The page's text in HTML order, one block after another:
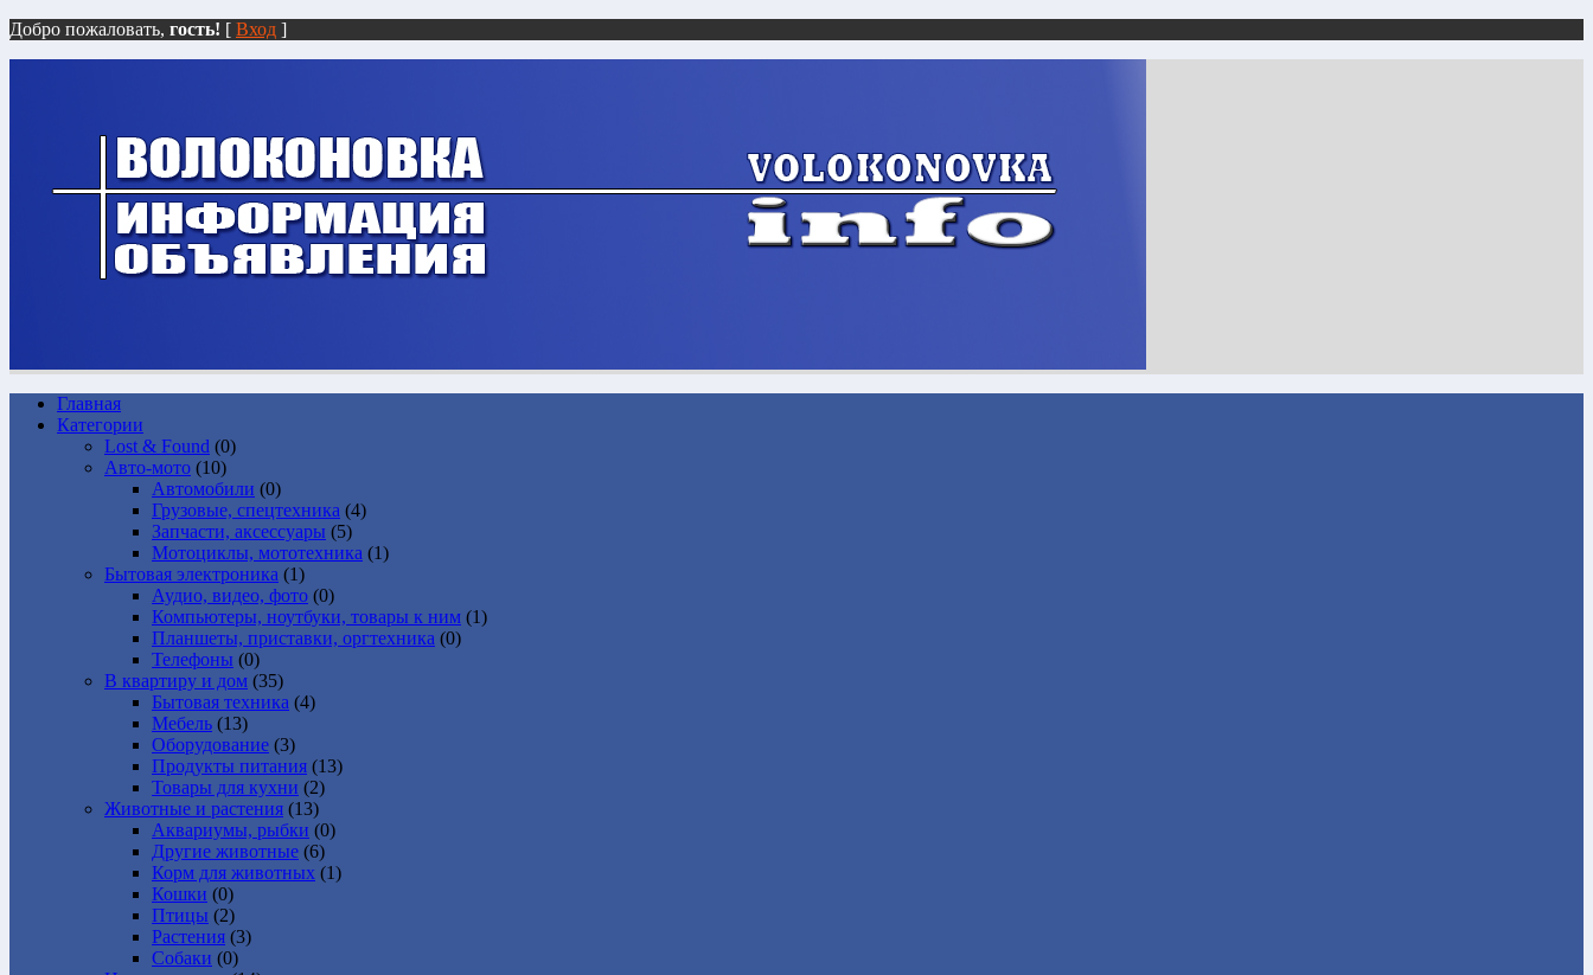
Добро пожаловать, гость! [ Вход ]
Главная
Категории
Lost & Found (0)
Авто-мото (10)
Автомобили (0)
Грузовые, спецтехника (4)
Запчасти, аксессуары (5)
Мотоциклы, мототехника (1)
Бытовая электроника (1)
Аудио, видео, фото (0)
Компьютеры, ноутбуки, товары к ним (1)
Планшеты, приставки, оргтехника (0)
Телефоны (0)
В квартиру и дом (35)
Бытовая техника (4)
Мебель (13)
Оборудование (3)
Продукты питания (13)
Товары для кухни (2)
Животные и растения (13)
Аквариумы, рыбки (0)
Другие животные (6)
Корм для животных (1)
Кошки (0)
Птицы (2)
Растения (3)
Собаки (0)